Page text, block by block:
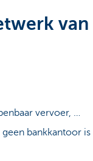
van
vervoer, …
bankkantoor is